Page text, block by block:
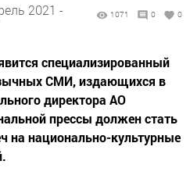
2021 -
1071 0 0
специализированный
СМИ, издающихся в
директора АО
прессы должен стать
на национально-культурные